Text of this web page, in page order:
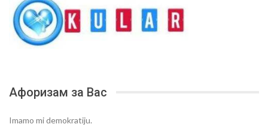
Афоризам за Вас
Imamo mi demokratiju.